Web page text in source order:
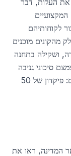
העלות, דבר
הקונים המקצועיים
לקוחותיהם
לעסקאות של מעל 5 טון, חלק מהקונים מוכנים
ושקילה בתחנה
סיכוני גניבה
בדרך. התשלום במקרים אלה מבוצע בשני שלבים: פיקדון של 50
המדינה, ראו את